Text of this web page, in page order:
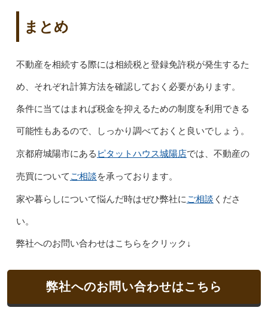
まとめ
不動産を相続する際には相続税と登録免許税が発生するた
め、それぞれ計算方法を確認しておく必要があります。
条件に当てはまれば税金を抑えるための制度を利用できる
可能性もあるので、しっかり調べておくと良いでしょう。
京都府城陽市にある ピタットハウス城陽店では、不動産の
売買について ご相談を承っております。
家や暮らしについて悩んだ時はぜひ弊社に ご相談 くださ
い。
弊社へのお問い合わせはこちらをクリック↓
弊社へのお問い合わせはこちら